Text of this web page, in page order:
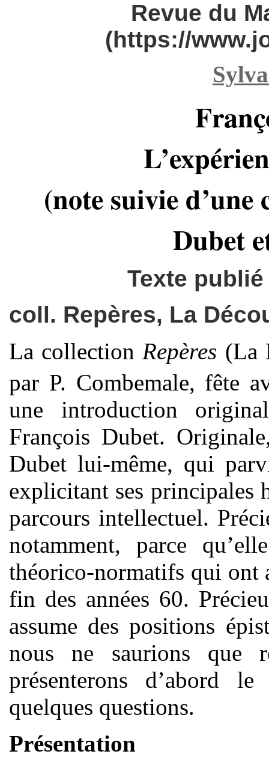
Revue du
(https://
(note suivie d’une
Dubet
Texte
coll. Repères, La
La collection Repères (La
par P. Combemale, fête
une introduction
François Dubet.
Dubet lui-même, qui
explicitant ses principales
parcours intellectuel.
notamment, parce
théorico-normatifs qui ont
fin des années 60.
assume des positions
nous ne saurions que
présenterons d’abord
quelques questions.
Présentation